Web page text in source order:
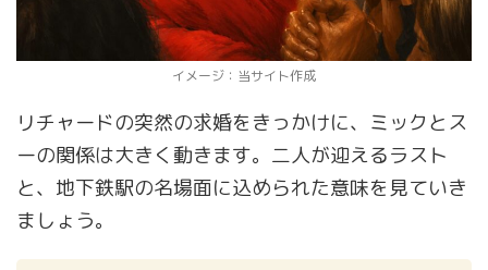
イメージ：当サイト作成
リチャードの突然の求婚をきっかけに、ミックとス
ーの関係は大きく動きます。二人が迎えるラスト
と、地下鉄駅の名場面に込められた意味を見ていき
ましょう。